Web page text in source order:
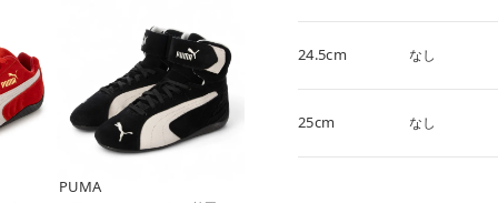
PUMA
24.5cm なし
25cm なし